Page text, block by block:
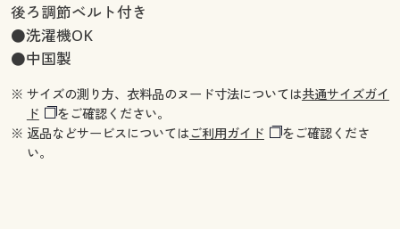
後ろ調節ベルト付き
●洗濯機OK
●中国製
※ サイズの測り方、衣料品のヌード寸法については共通サイズガイ
ド
をご確認ください。
※ 返品などサービスについてはご利用ガイド
をご確認くださ
い。